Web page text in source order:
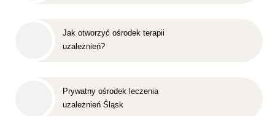
Jak otworzyć ośrodek terapii
uzależnień?
Prywatny ośrodek leczenia
uzależnień Śląsk